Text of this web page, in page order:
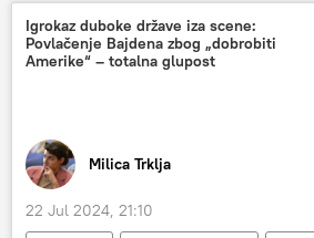
Igrokaz duboke države iza scene:
Povlačenje Bajdena zbog „dobrobiti
Amerike“ – totalna glupost
Milica Trklja
22 Jul 2024, 21:10